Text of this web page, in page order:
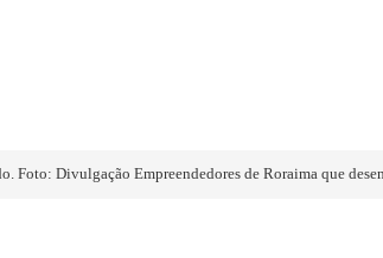
Foto: Divulgação Empreendedores de Roraima que